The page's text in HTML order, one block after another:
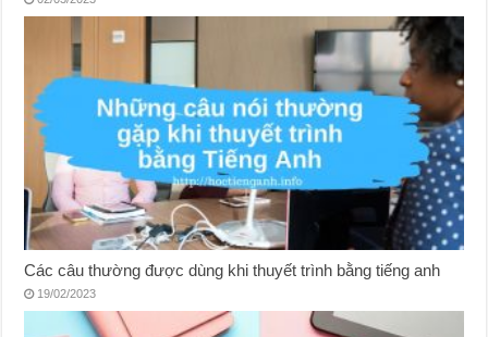
Các câu thường được dùng khi thuyết trình bằng tiếng anh
19/02/2023